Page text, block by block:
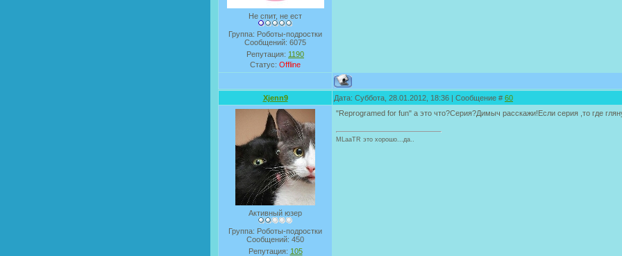
Не спит, не ест
Группа: Роботы-подростки
Сообщений: 6075
Репутация: 1190
Статус: Offline
Xjenn9 Дата: Суббота, 28.01.2012, 18:36 | Сообщение # 60
Активный юзер
Группа: Роботы-подростки
Сообщений: 450
Репутация: 105
"Reprogramed for fun" а это что?Серия?Димыч расскажи!Если серия ,то где
MLaaTR это хорошо...да..